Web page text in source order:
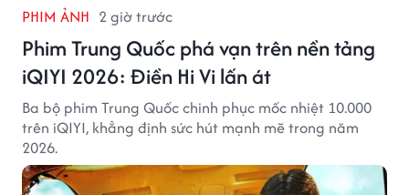
PHIM ẢNH 2 giờ trước
Phim Trung Quốc phá vạn trên nền tảng
iQIYI 2026: Điền Hi Vi lấn át
Ba bộ phim Trung Quốc chinh phục mốc nhiệt 10.000
trên iQIYI, khẳng định sức hút mạnh mẽ trong năm
2026.